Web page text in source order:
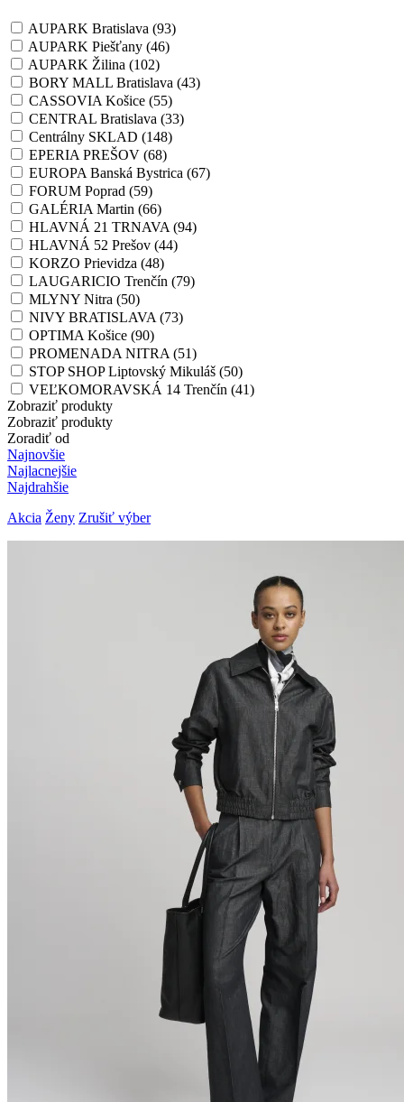
AUPARK Bratislava (93)
AUPARK Piešťany (46)
AUPARK Žilina (102)
BORY MALL Bratislava (43)
CASSOVIA Košice (55)
CENTRAL Bratislava (33)
Centrálny SKLAD (148)
EPERIA PREŠOV (68)
EUROPA Banská Bystrica (67)
FORUM Poprad (59)
GALÉRIA Martin (66)
HLAVNÁ 21 TRNAVA (94)
HLAVNÁ 52 Prešov (44)
KORZO Prievidza (48)
LAUGARICIO Trenčín (79)
MLYNY Nitra (50)
NIVY BRATISLAVA (73)
OPTIMA Košice (90)
PROMENADA NITRA (51)
STOP SHOP Liptovský Mikuláš (50)
VEĽKOMORAVSKÁ 14 Trenčín (41)
Zobraziť produkty
Zobraziť produkty
Zoradiť od
Najnovšie
Najlacnejšie
Najdrahšie
Akcia Ženy Zrušiť výber